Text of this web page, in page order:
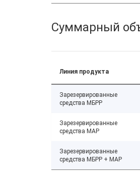
Суммарный
Линия продукта
Зарезервированные
средства МБРР
Зарезервированные
средства МАР
Зарезервированные
средства МБРР + МАР